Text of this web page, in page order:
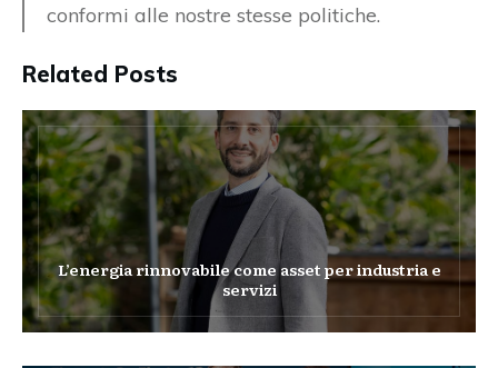
conformi alle nostre stesse politiche.
Related Posts
L’energia rinnovabile come asset per industria e
servizi